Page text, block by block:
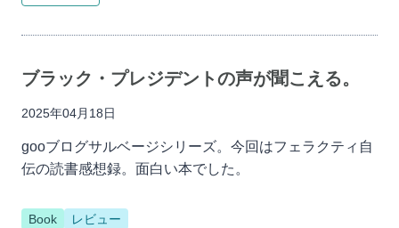
ブラック・プレジデントの声が聞こえる。
2025年04月18日
gooブログサルベージシリーズ。今回はフェラクティ自
伝の読書感想録。面白い本でした。
Book レビュー